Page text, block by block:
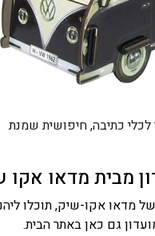
כתיבה, חיפושית שמנת
מבית מדאו אקו
מדאו אקו-שיק, תוכלו
גם כאן באתר הבית.